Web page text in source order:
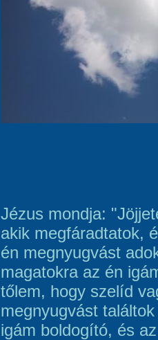
Jézus mondja:
akik megfáradtatok,
én megnyugvást
magatokra az én
tőlem, hogy szelíd
megnyugvást
igám boldogító, és